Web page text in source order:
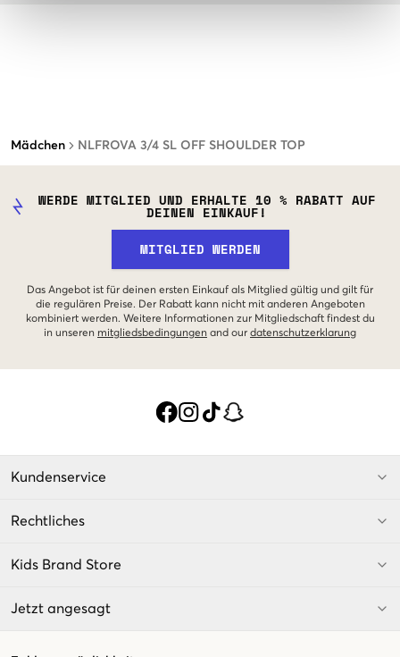
Mädchen NLFROVA 3/4 SL OFF SHOULDER TOP
WERDE MITGLIED UND ERHALTE 10 % RABATT AUF
DEINEN EINKAUF!
MITGLIED WERDEN
Das Angebot ist für deinen ersten Einkauf als Mitglied gültig und gilt für
die regulären Preise. Der Rabatt kann nicht mit anderen Angeboten
kombiniert werden. Weitere Informationen zur Mitgliedschaft findest du
in unseren mitgliedsbedingungen and our datenschutzerklarung
Kundenservice
Rechtliches
Kids Brand Store
Jetzt angesagt